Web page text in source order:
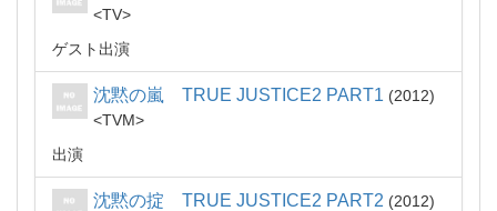
TV
ゲスト出演
沈黙の嵐 TRUE JUSTICE2 PART1
2012
TVM
出演
沈黙の掟 TRUE JUSTICE2 PART2
2012